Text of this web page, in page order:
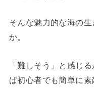
そんな魅力的な海の
か。
「難しそう」と感じ
ば初心者でも簡単に素